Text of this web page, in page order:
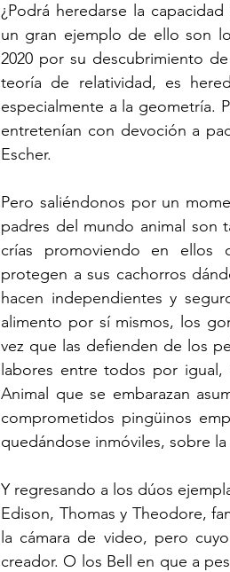
¿Podrá heredarse la
un gran ejemplo de ello son
2020 por su descubrimiento
teoría de relatividad, es
especialmente a la geometría.
entretenían con devoción a
Escher.
Pero saliéndonos por un
padres del mundo animal son
crías promoviendo en ellos
protegen a sus cachorros
hacen independientes y
alimento por sí mismos, los
vez que las defienden de los
labores entre todos por
Animal que se embarazan
comprometidos pingüinos
quedándose inmóviles, sobre
Y regresando a los dúos
Edison, Thomas y Theodore,
la cámara de video, pero
creador. O los Bell en que a